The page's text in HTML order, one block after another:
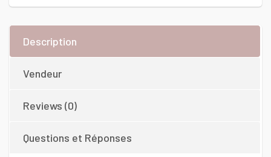
Description
Vendeur
Reviews (0)
Questions et Réponses